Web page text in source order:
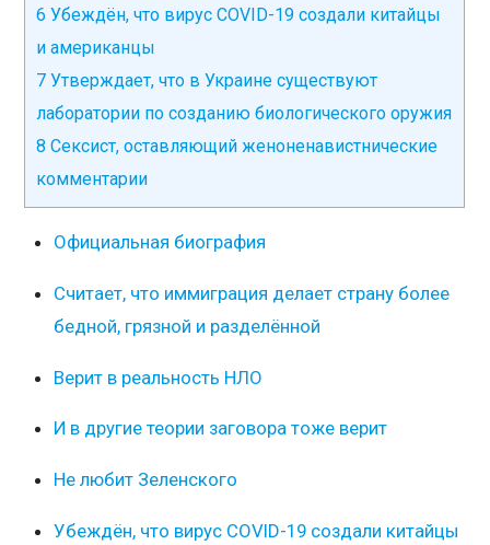
6 Убеждён, что вирус COVID-19 создали китайцы
и американцы
7 Утверждает, что в Украине существуют
лаборатории по созданию биологического оружия
8 Сексист, оставляющий женоненавистнические
комментарии
Официальная биография
Считает, что иммиграция делает страну более
бедной, грязной и разделённой
Верит в реальность НЛО
И в другие теории заговора тоже верит
Не любит Зеленского
Убеждён, что вирус COVID-19 создали китайцы